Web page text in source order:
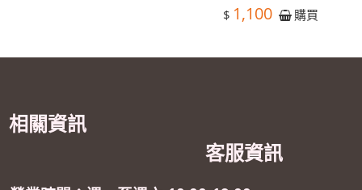
$ 1,100 購買
相關資訊
客服資訊